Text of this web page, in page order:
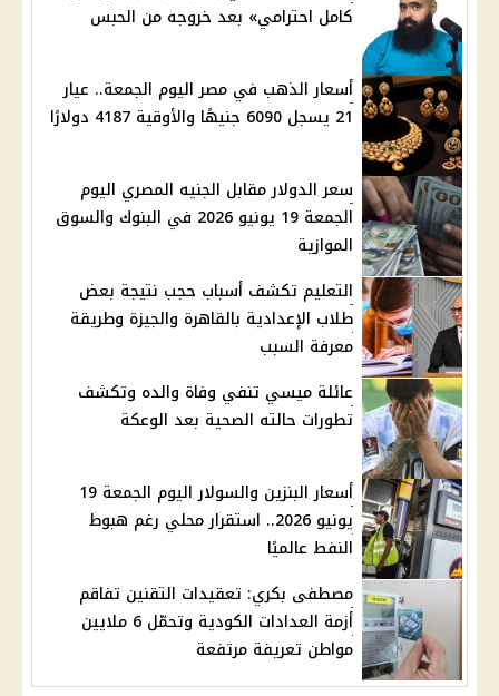
كامل احترامي» بعد خروجه من الحبس
أسعار الذهب في مصر اليوم الجمعة.. عيار
21 يسجل 6090 جنيهًا والأوقية 4187 دولارًا
سعر الدولار مقابل الجنيه المصري اليوم
الجمعة 19 يونيو 2026 في البنوك والسوق
الموازية
التعليم تكشف أسباب حجب نتيجة بعض
طلاب الإعدادية بالقاهرة والجيزة وطريقة
معرفة السبب
عائلة ميسي تنفي وفاة والده وتكشف
تطورات حالته الصحية بعد الوعكة
أسعار البنزين والسولار اليوم الجمعة 19
يونيو 2026.. استقرار محلي رغم هبوط
النفط عالميًا
مصطفى بكري: تعقيدات التقنين تفاقم
أزمة العدادات الكودية وتحمّل 6 ملايين
مواطن تعريفة مرتفعة